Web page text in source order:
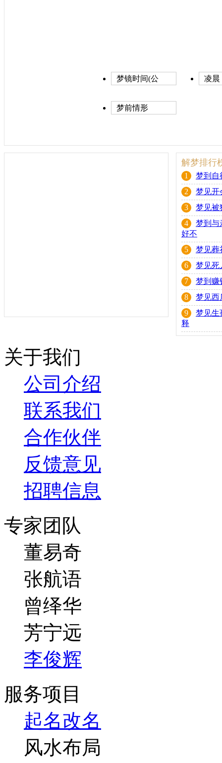
梦前情形
1
梦到自
2
梦见
3
梦见被
4
梦到与
好不
5
梦见葬
6
梦见死
7
梦到赚
8
梦见西
9
梦见生
释
公司介绍
联系我们
合作伙伴
反馈意见
招聘信息
专家团队
董易奇
张航语
曾绎华
芳宁远
李俊辉
服务项目
起名改名
风水布局
八字预测